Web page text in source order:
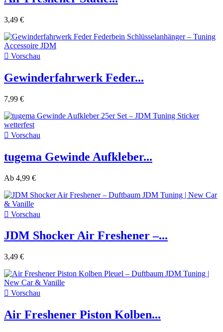
3,49 €
 Vorschau
Gewinderfahrwerk Feder...
7,99 €
 Vorschau
tugema Gewinde Aufkleber...
Ab 4,99 €
 Vorschau
JDM Shocker Air Freshener –...
3,49 €
 Vorschau
Air Freshener Piston Kolben...